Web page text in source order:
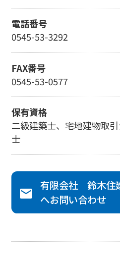
電話番号
0545-53-3292
FAX番号
0545-53-0577
保有資格
二級建築士、宅地建物取
士
有限会社 鈴木住
へお問い合わせ